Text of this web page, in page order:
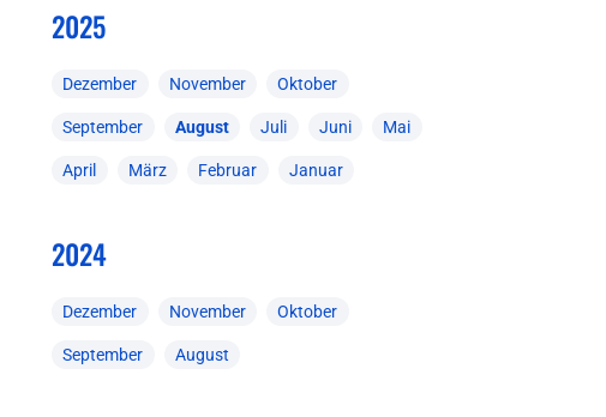
2025
Dezember November Oktober
September August Juli Juni Mai
April März Februar Januar
2024
Dezember November Oktober
September August